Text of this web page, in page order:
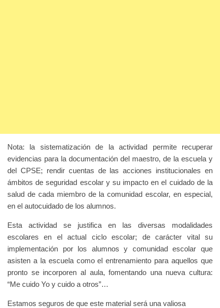
Nota: la sistematización de la actividad permite recuperar
evidencias para la documentación del maestro, de la escuela y
del CPSE; rendir cuentas de las acciones institucionales en
ámbitos de seguridad escolar y su impacto en el cuidado de la
salud de cada miembro de la comunidad escolar, en especial,
en el autocuidado de los alumnos.
Esta actividad se justifica en las diversas modalidades
escolares en el actual ciclo escolar; de carácter vital su
implementación por los alumnos y comunidad escolar que
asisten a la escuela como el entrenamiento para aquellos que
pronto se incorporen al aula, fomentando una nueva cultura:
“Me cuido Yo y cuido a otros”…
Estamos seguros de que este material será una valiosa